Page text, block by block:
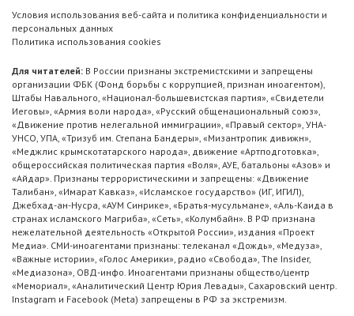
Условия использования веб-сайта и политика конфиденциальности и
персональных данных
Политика использования cookies
Для читателей: В России признаны экстремистскими и запрещены
организации ФБК (Фонд борьбы с коррупцией, признан иноагентом),
Штабы Навального, «Национал-большевистская партия», «Свидетели
Иеговы», «Армия воли народа», «Русский общенациональный союз»,
«Движение против нелегальной иммиграции», «Правый сектор», УНА-
УНСО, УПА, «Тризуб им. Степана Бандеры», «Мизантропик дивижн»,
«Меджлис крымскотатарского народа», движение «Артподготовка»,
общероссийская политическая партия «Воля», АУЕ, батальоны «Азов» и
«Айдар». Признаны террористическими и запрещены: «Движение
Талибан», «Имарат Кавказ», «Исламское государство» (ИГ, ИГИЛ),
Джебхад-ан-Нусра, «АУМ Синрике», «Братья-мусульмане», «Аль-Каида в
странах исламского Магриба», «Сеть», «Колумбайн». В РФ признана
нежелательной деятельность «Открытой России», издания «Проект
Медиа». СМИ-иноагентами признаны: телеканал «Дождь», «Медуза»,
«Важные истории», «Голос Америки», радио «Свобода», The Insider,
«Медиазона», ОВД-инфо. Иноагентами признаны общество/центр
«Мемориал», «Аналитический Центр Юрия Левады», Сахаровский центр.
Instagram и Facebook (Metа) запрещены в РФ за экстремизм.